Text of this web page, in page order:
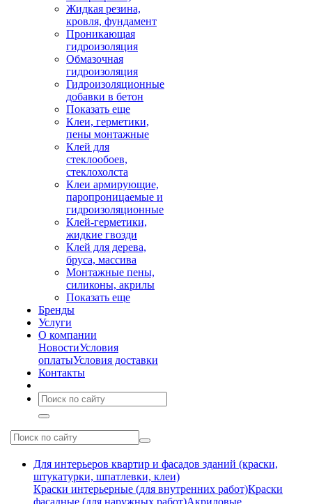
Жидкая резина,
кровля, фундамент
Проникающая
гидроизоляция
Обмазочная
гидроизоляция
Гидроизоляционные
добавки в бетон
Показать еще
Клеи, герметики,
пены монтажные
Клей для
стеклообоев,
стеклохолста
Клеи армирующие,
паропроницаемые и
гидроизоляционные
Клей-герметики,
жидкие гвозди
Клей для дерева,
бруса, массива
Монтажные пены,
силиконы, акрилы
Показать еще
Бренды
Услуги
О компании
НовостиУсловия
оплатыУсловия доставки
Контакты
Для интерьеров квартир и фасадов зданий (краски,
штукатурки, шпатлевки, клеи)
Краски интерьерные (для внутренних работ)Краски
фасадные (для наружных работ)Акриловые